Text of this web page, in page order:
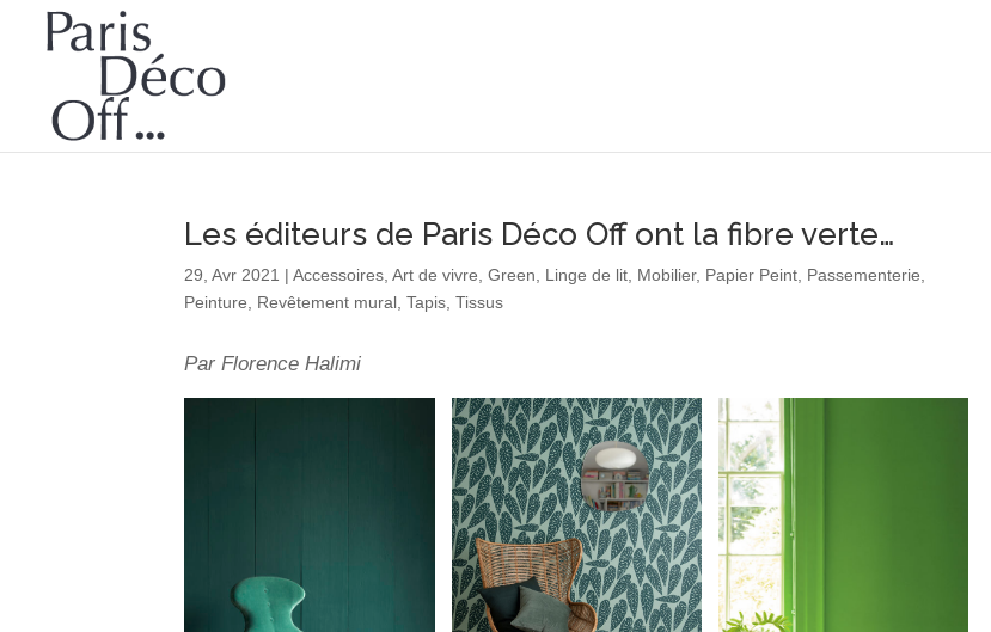
Les éditeurs de Paris Déco Off ont la fibre verte…
29, Avr 2021 |Accessoires ,Art de vivre ,Green Linge de lit Mobilier, Papier Peint Passementerie
Peinture
Revêtement mural ,Tapis ,Tissus
Par Florence Halimi